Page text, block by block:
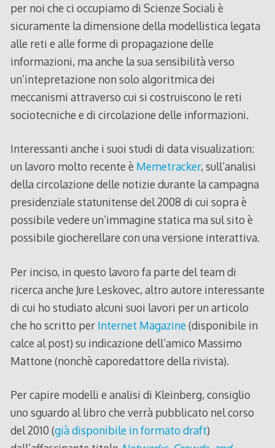
per noi che ci occupiamo di Scienze Sociali è
sicuramente la dimensione della modellistica legata
alle reti e alle forme di propagazione delle
informazioni, ma anche la sua sensibilità verso
un’intepretazione non solo algoritmica dei
meccanismi attraverso cui si costruiscono le reti
sociotecniche e di circolazione delle informazioni.
Interessanti anche i suoi studi di data visualization:
un lavoro molto recente è Memetracker, sull’analisi
della circolazione delle notizie durante la campagna
presidenziale statunitense del 2008 di cui sopra è
possibile vedere un’immagine statica ma sul sito è
possibile giocherellare con una versione interattiva.
Per inciso, in questo lavoro fa parte del team di
ricerca anche Jure Leskovec, altro autore interessante
di cui ho studiato alcuni suoi lavori per un articolo
che ho scritto per Internet Magazine(disponibile in
calce al post) su indicazione dell’amico Massimo
Mattone (nonchè caporedattore della rivista).
Per capire modelli e analisi di Kleinberg, consiglio
uno sguardo al libro che verrà pubblicato nel corso
del 2010 (già disponibile in formato draft)